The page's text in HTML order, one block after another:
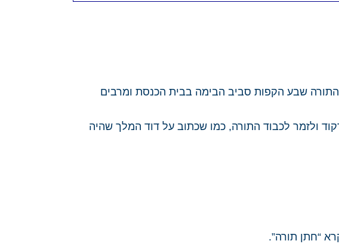
התורה שבע הקפות סביב הבימה בבית הכנסת ומרבים
ולזמר לכבוד התורה, כמו שכתוב על דוד המלך שהיה
“חתן תורה”.